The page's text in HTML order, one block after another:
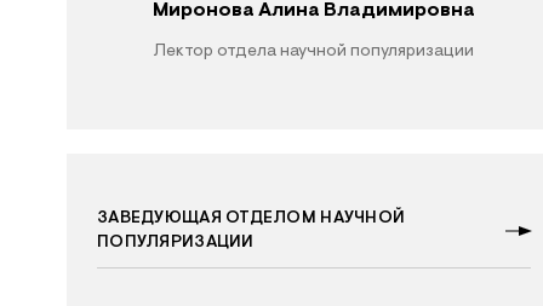
Миронова Алина Владимировна
Лектор отдела научной популяризации
ЗАВЕДУЮЩАЯ ОТДЕЛОМ НАУЧНОЙ
ПОПУЛЯРИЗАЦИИ